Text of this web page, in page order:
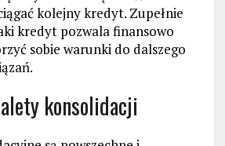
kolejny kredyt. Zupełnie
kredyt pozwala finansowo
sobie warunki do dalszego
konsolidacji